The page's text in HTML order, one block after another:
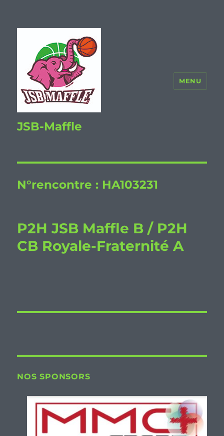
JSB-Maffle
MENU
N°rencontre : HA103231
P2H JSB Maffle B / P2H
CB Royale-Fraternité A
NOS SPONSORS